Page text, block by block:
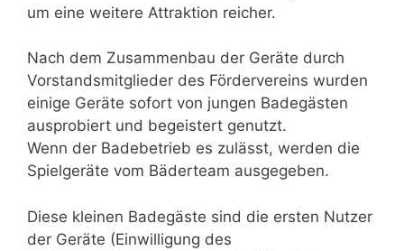
um eine weitere Attraktion reicher.
Nach dem Zusammenbau der Geräte durch
Vorstandsmitglieder des Fördervereins wurden
einige Geräte sofort von jungen Badegästen
ausprobiert und begeistert genutzt.
Wenn der Badebetrieb es zulässt, werden die
Spielgeräte vom Bäderteam ausgegeben.
Diese kleinen Badegäste sind die ersten Nutzer
der Geräte (Einwilligung des